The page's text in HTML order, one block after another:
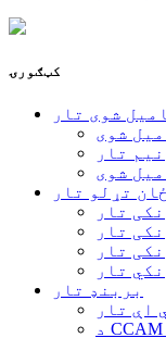
کټګورۍ
شوی تار
شوی
تار
شوی
تړلو تار
تار
تار
تار
تار
بربنډ تار
اې تار